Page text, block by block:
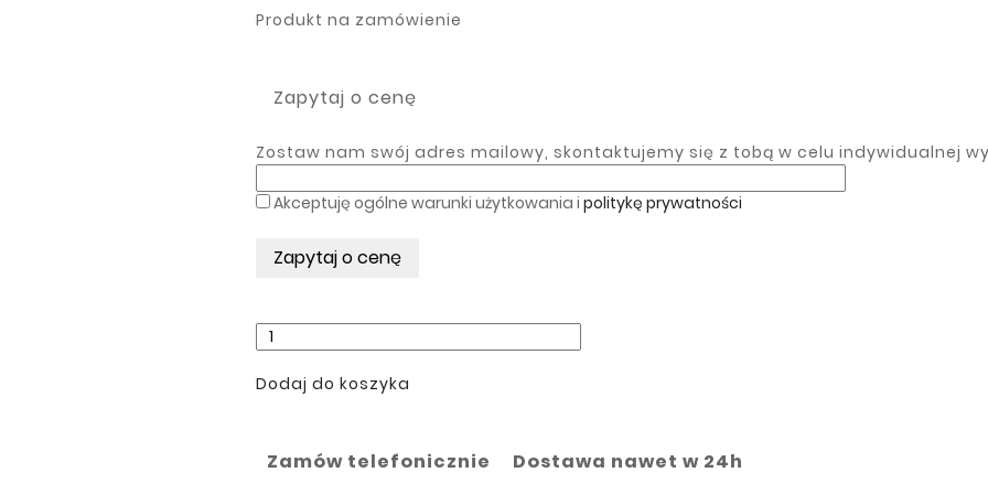
Produkt na zamówienie
Zapytaj o cenę
Zostaw nam swój adres mailowy, skontaktujemy się z tobą w celu indywidualnej
Akceptuję ogólne warunki użytkowania i politykę prywatności
Dodaj do koszyka
Zamów telefonicznie Dostawa nawet w 24h